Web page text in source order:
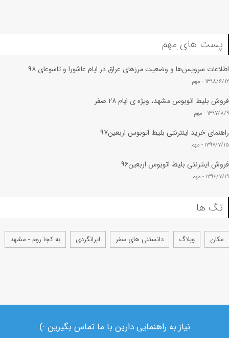
پست های مهم
اطلاعات سرویس‌ها و وضعیت مرزهای عراق در ایام عاشورا و تاسوعای ۹۸
۱۳۹۸/۶/۱۲ - مهم
فروش بلیط اتوبوس مشهد، ویژه ی ایام ۲۸ صفر
۱۳۹۷/۸/۹ - مهم
راهنمای خرید اینترنتی بلیط اتوبوس اربعین۹۷
۱۳۹۷/۷/۱۵ - مهم
فروش اینترنتی بلیط اتوبوس اربعین۹۶
۱۳۹۶/۷/۱۹ - مهم
تگ ها
مکان وبلاگ دانستنی های سفر ایرانگردی به کجا روم - مشهد
نیاز به راهنمایی دارین با ما تماس بگیرین :)